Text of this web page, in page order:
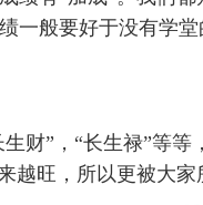
一般要好于没有学堂
财”，“长生禄”等等
越旺，所以更被大家